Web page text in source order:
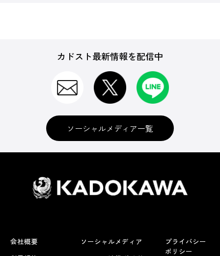
カドスト最新情報を配信中
ソーシャルメディア一覧
会社概要
ソーシャルメディア
プライバシー
ポリシー